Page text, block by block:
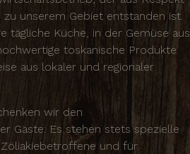
unserem Gebiet entstanden ist.
tägliche Küche, in der Gemüse aus
toskanische Produkte
aus lokaler und regionaler
wir den
Gäste: Es stehen stets spezielle
Zöliakiebetroffene und für